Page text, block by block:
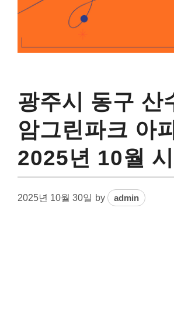
광주시 동구 산
암그린파크 아
2025년 10월 시
2025년 10월 30일 by admin